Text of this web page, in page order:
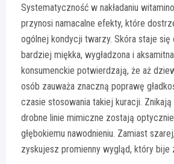
Systematyczność w nakładaniu
przynosi namacalne efekty, które
ogólnej kondycji twarzy. Skóra staje się
bardziej miękka, wygładzona i
konsumenckie potwierdzają, że aż
osób zauważa znaczną poprawę
czasie stosowania takiej kuracji. Znikają
drobne linie mimiczne zostają
głębokiemu nawodnieniu. Zamiast
zyskujesz promienny wygląd, który bije